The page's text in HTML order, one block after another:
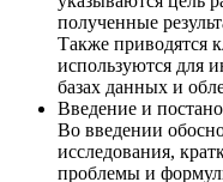
полученные
Также приводятся
используются для
базах данных и
Введение и
Во введении
исследования,
проблемы и